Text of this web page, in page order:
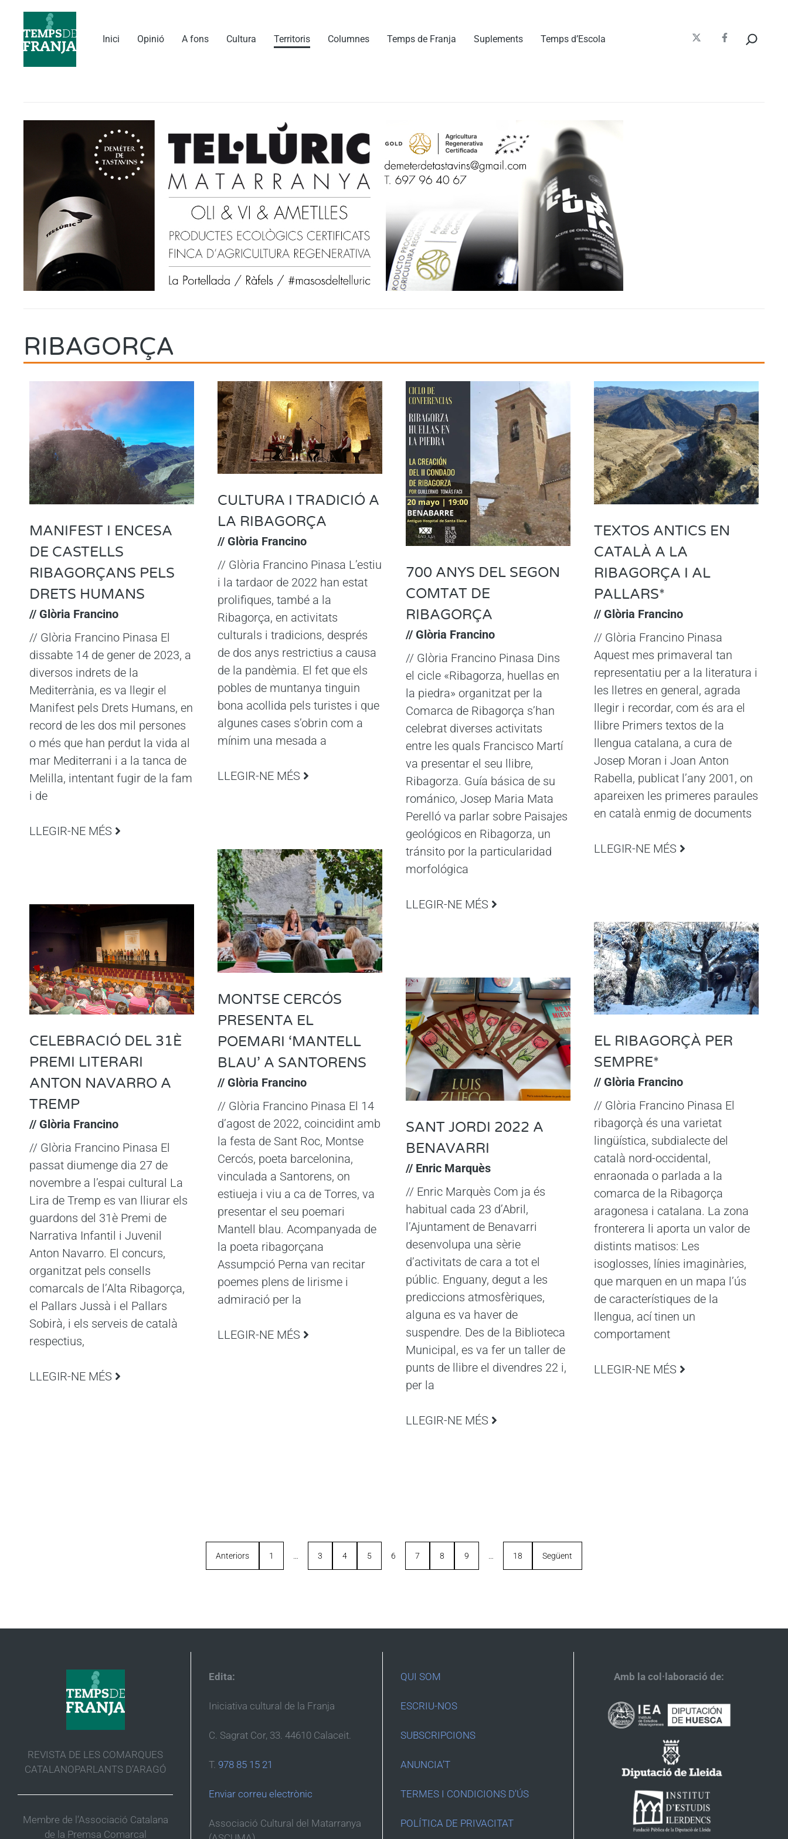
contingut
Inici Opinió A fons Cultura Territoris Columnes Temps de Franja Suplements Temps d’Escola
RIBAGORÇA
MANIFEST I ENCESA
DE CASTELLS
RIBAGORÇANS PELS
DRETS HUMANS
// Glòria Francino
// Glòria Francino Pinasa El
dissabte 14 de gener de 2023, a
diversos indrets de la
Mediterrània, es va llegir el
Manifest pels Drets Humans, en
record de les dos mil persones
o més que han perdut la vida al
mar Mediterrani i a la tanca de
Melilla, intentant fugir de la fam
i de
LLEGIR-NE MÉS
CELEBRACIÓ DEL 31È
PREMI LITERARI
ANTON NAVARRO A
TREMP
// Glòria Francino
// Glòria Francino Pinasa El
passat diumenge dia 27 de
novembre a l’espai cultural La
Lira de Tremp es van lliurar els
guardons del 31è Premi de
Narrativa Infantil i Juvenil
Anton Navarro. El concurs,
organitzat pels consells
comarcals de l’Alta Ribagorça,
el Pallars Jussà i el Pallars
Sobirà, i els serveis de català
respectius,
LLEGIR-NE MÉS
CULTURA I TRADICIÓ A
LA RIBAGORÇA
// Glòria Francino
// Glòria Francino Pinasa L’estiu
i la tardaor de 2022 han estat
prolifiques, també a la
Ribagorça, en activitats
culturals i tradicions, després
de dos anys restrictius a causa
de la pandèmia. El fet que els
pobles de muntanya tinguin
bona acollida pels turistes i que
algunes cases s’obrin com a
mínim una mesada a
LLEGIR-NE MÉS
MONTSE CERCÓS
PRESENTA EL
POEMARI ‘MANTELL
BLAU’ A SANTORENS
// Glòria Francino
// Glòria Francino Pinasa El 14
d’agost de 2022, coincidint amb
la festa de Sant Roc, Montse
Cercós, poeta barcelonina,
vinculada a Santorens, on
estiueja i viu a ca de Torres, va
presentar el seu poemari
Mantell blau. Acompanyada de
la poeta ribagorçana
Assumpció Perna van recitar
poemes plens de lirisme i
admiració per la
LLEGIR-NE MÉS
700 ANYS DEL SEGON
COMTAT DE
RIBAGORÇA
// Glòria Francino
// Glòria Francino Pinasa Dins
el cicle «Ribagorza, huellas en
la piedra» organitzat per la
Comarca de Ribagorça s’han
celebrat diverses activitats
entre les quals Francisco Martí
va presentar el seu llibre,
Ribagorza. Guía básica de su
románico, Josep Maria Mata
Perelló va parlar sobre Paisajes
geológicos en Ribagorza, un
tránsito por la particularidad
morfológica
LLEGIR-NE MÉS
SANT JORDI 2022 A
BENAVARRI
// Enric Marquès
// Enric Marquès Com ja és
habitual cada 23 d’Abril,
l’Ajuntament de Benavarri
desenvolupa una sèrie
d’activitats de cara a tot el
públic. Enguany, degut a les
prediccions atmosfèriques,
alguna es va haver de
suspendre. Des de la Biblioteca
Municipal, es va fer un taller de
punts de llibre el divendres 22 i,
per la
LLEGIR-NE MÉS
TEXTOS ANTICS EN
CATALÀ A LA
RIBAGORÇA I AL
PALLARS*
// Glòria Francino
// Glòria Francino Pinasa
Aquest mes primaveral tan
representatiu per a la literatura i
les lletres en general, agrada
llegir i recordar, com és ara el
llibre Primers textos de la
llengua catalana, a cura de
Josep Moran i Joan Anton
Rabella, publicat l’any 2001, on
apareixen les primeres paraules
en català enmig de documents
LLEGIR-NE MÉS
EL RIBAGORÇÀ PER
SEMPRE*
// Glòria Francino
// Glòria Francino Pinasa El
ribagorçà és una varietat
lingüística, subdialecte del
català nord-occidental,
enraonada o parlada a la
comarca de la Ribagorça
aragonesa i catalana. La zona
fronterera li aporta un valor de
distints matisos: Les
isoglosses, línies imaginàries,
que marquen en un mapa l’ús
de característiques de la
llengua, ací tinen un
comportament
LLEGIR-NE MÉS
Anteriors 1 3 4 5 6 7 8 9 18 Següent
REVISTA DE LES COMARQUES
CATALANOPARLANTS D’ARAGÓ
Membre de l’Associació Catalana
de la Premsa Comarcal
Edita:
Iniciativa cultural de la Franja
C. Sagrat Cor, 33. 44610 Calaceit.
T. 978 85 15 21
Enviar correu electrònic
Associació Cultural del Matarranya
QUI SOM
ESCRIU-NOS
SUBSCRIPCIONS
ANUNCIA’T
TERMES I CONDICIONS D’ÚS
POLÍTICA DE PRIVACITAT
Amb la col·laboració de: